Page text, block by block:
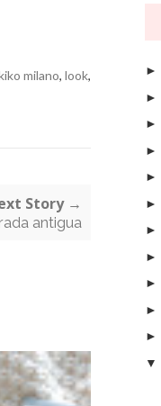
milano, look,
Story →
antigua
►
►
►
►
►
►
►
►
►
►
►
▼